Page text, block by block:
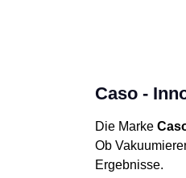
Caso -
Die Marke
Ob
Ergebnisse.